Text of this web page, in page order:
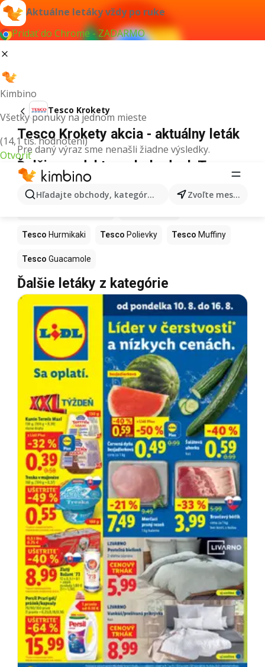
Aktuálne letáky vždy po ruke
Pridať do Chrome - ZADARMO
Kimbino
Všetky ponuky na jednom mieste
(14,1 tis. hodnotení)
Otvoriť
Hľadajte obchody, kategórie, produkty... Zvoľte mesto
Tesco Krokety
Tesco Krokety akcia - aktuálny leták
Pre daný výraz sme nenašli žiadne výsledky.
Ďalšie produkty v obchodoch Tesco
Tesco Hurmikaki Tesco Polievky Tesco Muffiny
Tesco Guacamole
Ďalšie letáky z kategórie